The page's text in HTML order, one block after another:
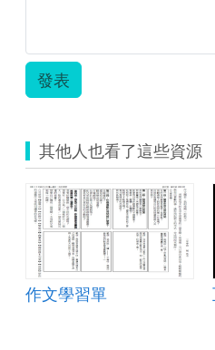
勳
量.zip
發表
其他人也看了這些資源
作文學習單